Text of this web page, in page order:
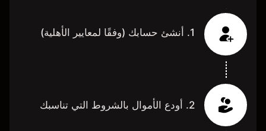
1. أنشئ حسابك (وفقًا لمعايير الأهلية)
2. أودع الأموال بالشروط التي تناسبك